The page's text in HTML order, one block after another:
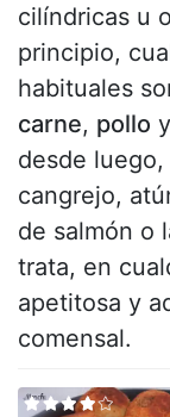
cilíndricas u
principio,
habituales
carne, pollo y
desde
cangrejo,
de salmón o
trata, en
apetitosa y
comensal.